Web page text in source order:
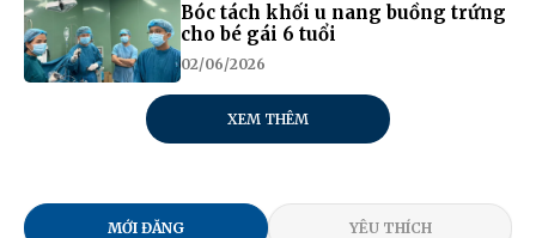
Bóc tách khối u nang buồng trứng
cho bé gái 6 tuổi
02/06/2026
XEM THÊM
MỚI ĐĂNG YÊU THÍCH